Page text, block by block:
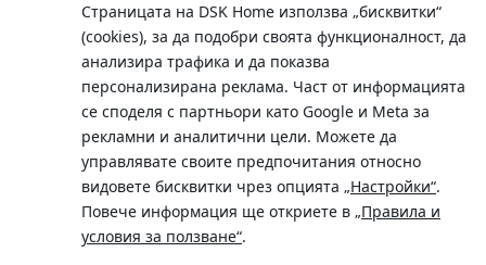
Страницата на DSK Home използва „бисквитки“
(cookies), за да подобри своята функционалност, да
анализира трафика и да показва
персонализирана реклама. Част от информацията
се споделя с партньори като Google и Meta за
рекламни и аналитични цели. Можете да
управлявате своите предпочитания относно
видовете бисквитки чрез опцията „Настройки“.
Повече информация ще откриете в „Правила и
условия за ползване“.
Телефон:
0700 10 375 / *2375
Московска No.19 / ул. Г. Бенковски No. 5, София 1036
SWIFT/BIC: